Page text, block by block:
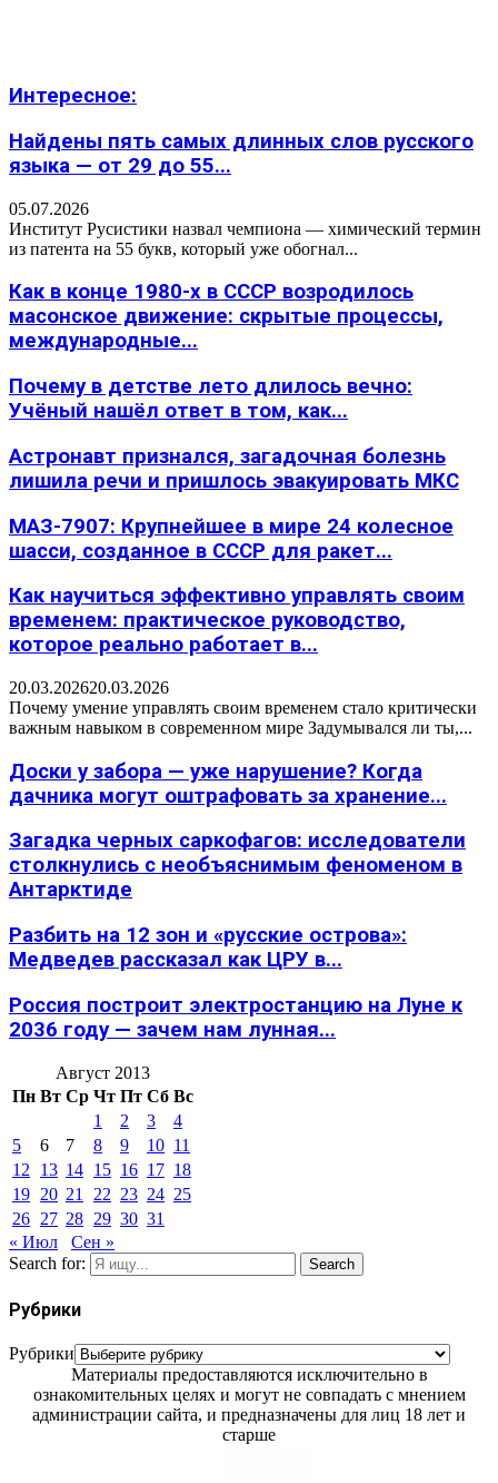
Интересное:
Найдены пять самых длинных слов русского
языка — от 29 до 55...
05.07.2026
Институт Русистики назвал чемпиона — химический термин
из патента на 55 букв, который уже обогнал...
Как в конце 1980-х в СССР возродилось
масонское движение: скрытые процессы,
международные...
Почему в детстве лето длилось вечно:
Учёный нашёл ответ в том, как...
Астронавт признался, загадочная болезнь
лишила речи и пришлось эвакуировать МКС
МАЗ-7907: Крупнейшее в мире 24 колесное
шасси, созданное в СССР для ракет...
Как научиться эффективно управлять своим
временем: практическое руководство,
которое реально работает в...
20.03.202620.03.2026
Почему умение управлять своим временем стало критически
важным навыком в современном мире Задумывался ли ты,...
Доски у забора — уже нарушение? Когда
дачника могут оштрафовать за хранение...
Загадка черных саркофагов: исследователи
столкнулись с необъяснимым феноменом в
Антарктиде
Разбить на 12 зон и «русские острова»:
Медведев рассказал как ЦРУ в...
Россия построит электростанцию на Луне к
2036 году — зачем нам лунная...
Август 2013
Пн Вт Ср Чт Пт Сб Вс
1
2 3
4
5
6 7 8 9 10 11
12
13 14 15 16 17 18
19 20 21 22 23 24 25
26 27 28 29 30 31
« Июл
Сен »
Search for:
Search
Рубрики
Рубрики
Материалы предоставляются исключительно в
ознакомительных целях и могут не совпадать с мнением
администрации сайта, и предназначены для лиц 18 лет и
старше